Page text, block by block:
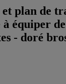
plan de
équiper
- doré